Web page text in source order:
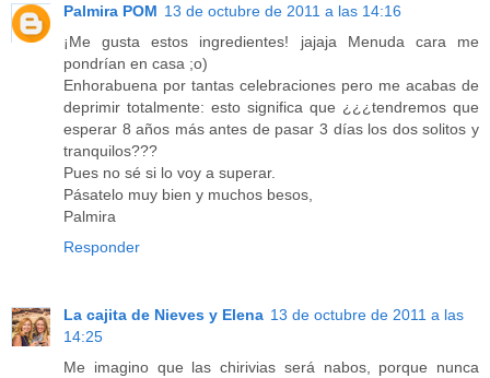
Palmira POM 13 de octubre de 2011 a las 14:16
¡Me gusta estos ingredientes! jajaja Menuda cara me
pondrían en casa ;o)
Enhorabuena por tantas celebraciones pero me acabas de
deprimir totalmente: esto significa que ¿¿¿tendremos que
esperar 8 años más antes de pasar 3 días los dos solitos y
tranquilos???
Pues no sé si lo voy a superar.
Pásatelo muy bien y muchos besos,
Palmira
Responder
La cajita de Nieves y Elena 13 de octubre de 2011 a las
14:25
Me imagino que las chirivias será nabos, porque nunca